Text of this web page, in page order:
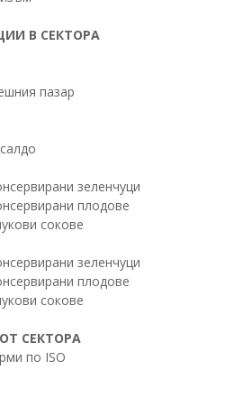
В СЕКТОРА
пазар
зеленчуци
плодове
сокове
зеленчуци
плодове
сокове
СЕКТОРА
по ISO